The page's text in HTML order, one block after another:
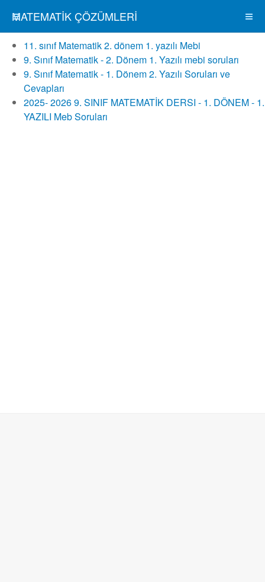
MATEMATIK ÇÖZÜMLERI
11. sınıf Matematik 2. dönem 1. yazılı Mebi
9. Sınıf Matematik - 2. Dönem 1. Yazılı mebi soruları
9. Sınıf Matematik - 1. Dönem 2. Yazılı Soruları ve
Cevapları
2025- 2026 9. SINIF MATEMATİK DERSI - 1. DÖNEM - 1.
YAZILI Meb Soruları